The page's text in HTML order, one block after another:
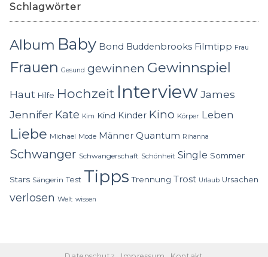
Schlagwörter
Album Baby Bond Buddenbrooks Filmtipp Frau
Frauen Gesund gewinnen Gewinnspiel
Haut Hilfe Hochzeit InterviewJames
Jennifer Kate Kim Kind Kinder Kino Körper Leben
Liebe Michael Mode Männer Quantum Rihanna
Schwanger Schwangerschaft Schönheit Single Sommer
Stars Sängerin Test Tipps Trennung Trost Urlaub Ursachen
verlosen Welt wissen